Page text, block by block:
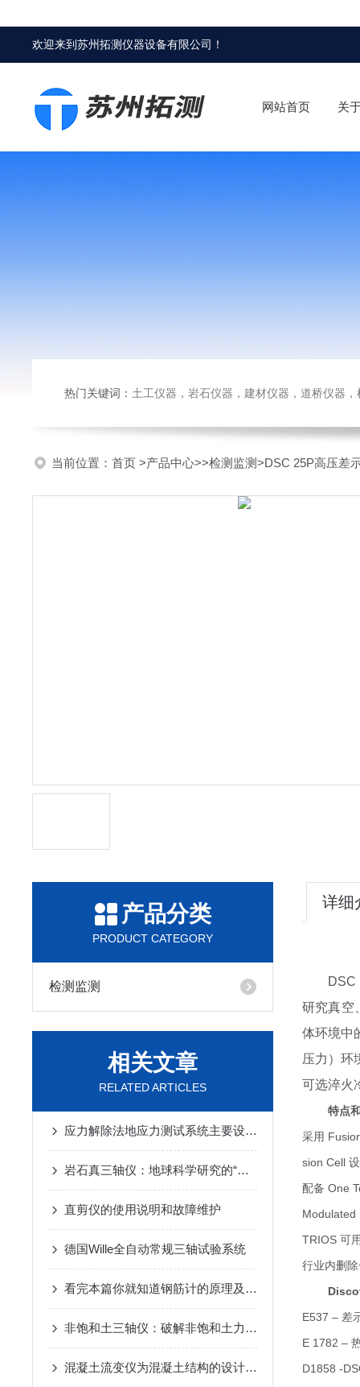
欢迎来到苏州拓测仪器设备有限公司 ！
网站首页 关
热门关键词： 土工仪器，岩石仪器，建材仪器，道桥仪器，检测
当前位置： 首页 >产品中心>>检测监测>DSC 25P高压差
产品分类
PRODUCT CATEGORY
检测监测
相关文章
RELATED ARTICLES
应力解除法地应力测试系统主要设备技术参数
岩石真三轴仪：地球科学研究的“力”学神器
直剪仪的使用说明和故障维护
德国Wille全自动常规三轴试验系统
看完本篇你就知道钢筋计的原理及要点了
非饱和土三轴仪：破解非饱和土力学检测难题的仪器
混凝土流变仪为混凝土结构的设计和施工提供重要的依据
详细
DSC
研究真空
体环境中
压力）环
可选淬火
特点
采用
sion Cell
配备 One
Modulated
TRIOS 可
行业内删
E537 – 差
E 1782 –
D1858 -